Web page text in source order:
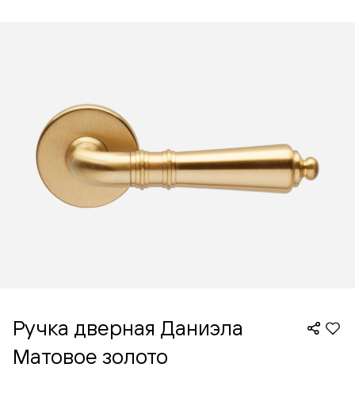
Ручка дверная Даниэла
Матовое золото